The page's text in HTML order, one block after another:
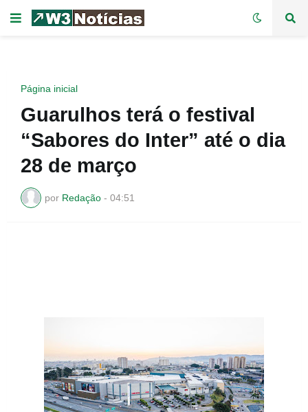
Página inicial
Guarulhos terá o festival
“Sabores do Inter” até o dia
28 de março
por Redação - 04:51